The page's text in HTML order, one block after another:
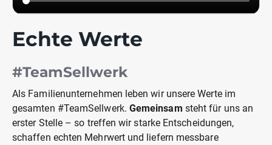
Echte Werte
#TeamSellwerk
Als Familienunternehmen leben wir unsere Werte im
gesamten #TeamSellwerk. Gemeinsam steht für uns an
erster Stelle – so treffen wir starke Entscheidungen,
schaffen echten Mehrwert und liefern messbare